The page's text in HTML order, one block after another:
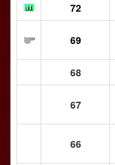
72
69
68
67
66